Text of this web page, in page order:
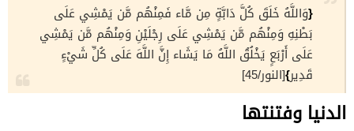
{وَاللَّهُ خَلَقَ كُلَّ دَابَّةٍ مِن مَّاء فَمِنْهُم مَّن يَمْشِي عَلَى
بَطْنِهِ وَمِنْهُم مَّن يَمْشِي عَلَى رِجْلَيْنِ وَمِنْهُم مَّن يَمْشِي
عَلَى أَرْبَعٍ يَخْلُقُ اللَّهُ مَا يَشَاء إِنَّ اللَّهَ عَلَى كُلِّ شَيْءٍ
قَدِير}[النور/45]
الدنيا وفتنتها